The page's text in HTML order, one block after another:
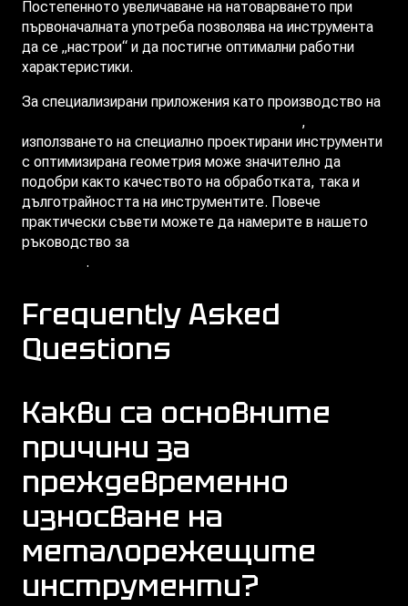
Постепенното увеличаване на натоварването при
първоначалната употреба позволява на инструмента
да се „настрои“ и да постигне оптимални работни
характеристики.
За специализирани приложения като производство на
,
използването на специално проектирани инструменти
с оптимизирана геометрия може значително да
подобри както качеството на обработката, така и
дълготрайността на инструментите. Повече
практически съвети можете да намерите в нашето
ръководство за
.
Frequently Asked
Questions
Какви са основните
причини за
преждевременно
износване на
металорежещите
инструменти?